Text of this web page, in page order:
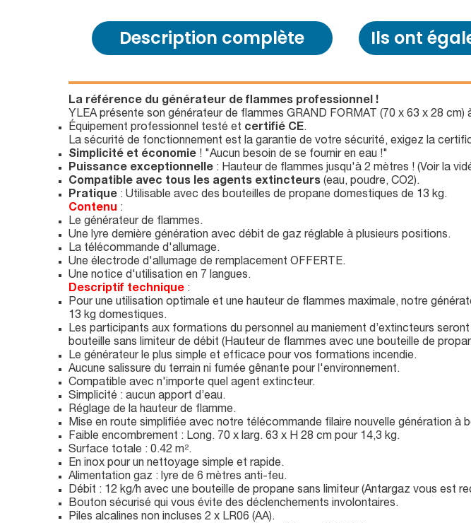
Description complète Ils ont
La référence du générateur de flammes professionnel !
YLEA présente son générateur de flammes GRAND FORMAT (70 x 63 x 28
Équipement professionnel testé et certifié CE.
La sécurité de fonctionnement est la garantie de votre sécurité, exigez la
Simplicité et économie ! "Aucun besoin de se fournir en eau !"
Puissance exceptionnelle : Hauteur de flammes jusqu'à 2 mètres ! (Voir la
Compatible avec tous les agents extincteurs (eau, poudre, CO2).
Pratique : Utilisable avec des bouteilles de propane domestiques de 13 kg.
Contenu :
Le générateur de flammes.
Une lyre dernière génération avec débit de gaz réglable à plusieurs positions.
La télécommande d'allumage.
Une électrode d'allumage de remplacement OFFERTE.
Une notice d'utilisation en 7 langues.
Descriptif technique :
Pour une utilisation optimale et une hauteur de flammes maximale, notre
13 kg domestiques.
Les participants aux formations du personnel au maniement d’extincteurs
bouteille sans limiteur de débit (Hauteur de flammes avec une bouteille de
Le générateur le plus simple et efficace pour vos formations incendie.
Aucune salissure du terrain ni fumée gênante pour l'environnement.
Compatible avec n'importe quel agent extincteur.
Simplicité : aucun apport d’eau.
Réglage de la hauteur de flamme.
Mise en route simplifiée avec notre télécommande filaire nouvelle génération à
Faible encombrement : Long. 70 x larg. 63 x H 28 cm pour 14,3 kg.
Surface totale : 0.42 m².
En inox pour un nettoyage simple et rapide.
Alimentation gaz : lyre de 6 mètres anti-feu.
Débit : 12 kg/h avec une bouteille de propane sans limiteur (Antargaz vous est
Bouton sécurisé qui vous évite des déclenchements involontaires.
Piles alcalines non incluses 2 x LR06 (AA).